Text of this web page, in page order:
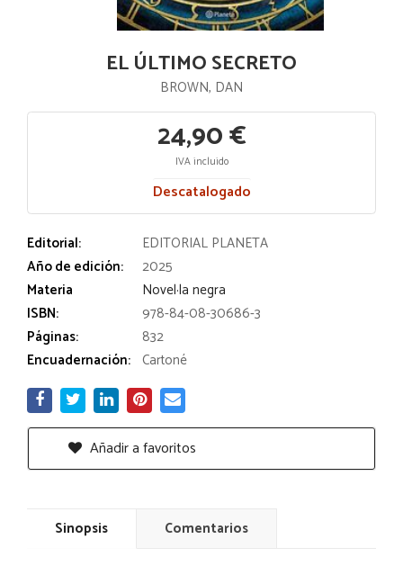
EL ÚLTIMO SECRETO
BROWN, DAN
24,90 €
IVA incluido
Descatalogado
Editorial:
EDITORIAL PLANETA
Año de edición:
2025
Materia
Novel·la negra
ISBN:
978-84-08-30686-3
Páginas:
832
Encuadernación: Cartoné
Añadir a favoritos
Sinopsis Comentarios